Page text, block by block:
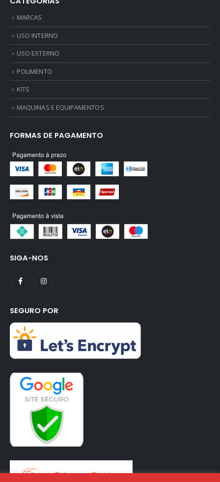
MARCAS
USO INTERNO
USO EXTERNO
POLIMENTO
KITS
MAQUINAS E EQUIPAMENTOS
FORMAS DE PAGAMENTO
SIGA-NOS
SEGURO POR